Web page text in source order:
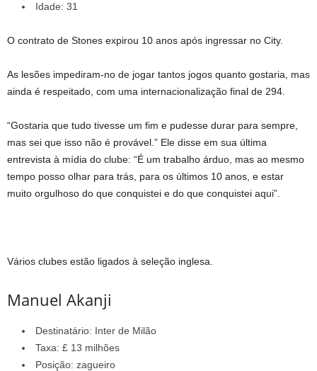
Idade: 31
O contrato de Stones expirou 10 anos após ingressar no City.
As lesões impediram-no de jogar tantos jogos quanto gostaria, mas
ainda é respeitado, com uma internacionalização final de 294.
“Gostaria que tudo tivesse um fim e pudesse durar para sempre,
mas sei que isso não é provável.” Ele disse em sua última
entrevista à mídia do clube: “É um trabalho árduo, mas ao mesmo
tempo posso olhar para trás, para os últimos 10 anos, e estar
muito orgulhoso do que conquistei e do que conquistei aqui”.
Vários clubes estão ligados à seleção inglesa.
Manuel Akanji
Destinatário: Inter de Milão
Taxa: £ 13 milhões
Posição: zagueiro